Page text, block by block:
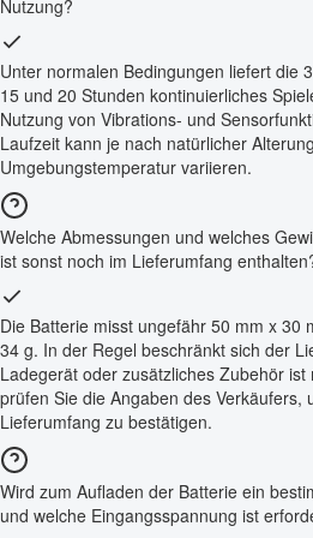
Nutzung?
Unter normalen Bedingungen liefert die
15 und 20 Stunden kontinuierliches
Nutzung von Vibrations- und
Laufzeit kann je nach natürlicher
Umgebungstemperatur variieren.
Welche Abmessungen und welches
ist sonst noch im Lieferumfang
Die Batterie misst ungefähr 50 mm x 30
34 g. In der Regel beschränkt sich der
Ladegerät oder zusätzliches Zubehör
prüfen Sie die Angaben des Verkäufers,
Lieferumfang zu bestätigen.
Wird zum Aufladen der Batterie ein
und welche Eingangsspannung ist